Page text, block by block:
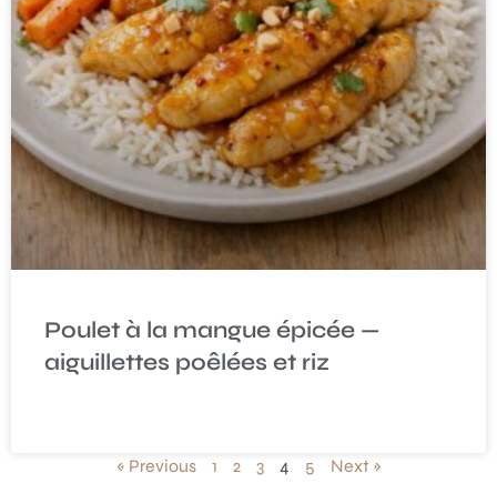
Poulet à la mangue épicée —
aiguillettes poêlées et riz
« Previous 1 2 3 4 5 Next »